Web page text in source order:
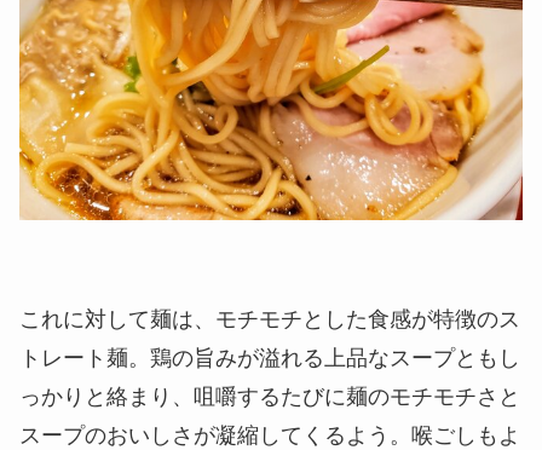
これに対して麺は、モチモチとした食感が特徴のス
トレート麺。鶏の旨みが溢れる上品なスープともし
っかりと絡まり、咀嚼するたびに麺のモチモチさと
スープのおいしさが凝縮してくるよう。喉ごしもよ